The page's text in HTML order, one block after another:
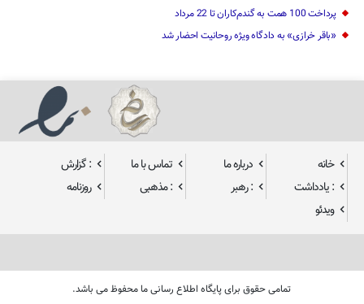
پرداخت 100 همت به گندم‌کاران تا 22 مرداد
«باقر خرازی» به دادگاه ویژه روحانیت احضار شد
خانه درباره ما تماس با ما
: گزارش
: یادداشت
: رهبر : مذهبی
روزنامه
ویدئو
تمامی حقوق برای پایگاه اطلاع رسانی ما محفوظ می باشد.